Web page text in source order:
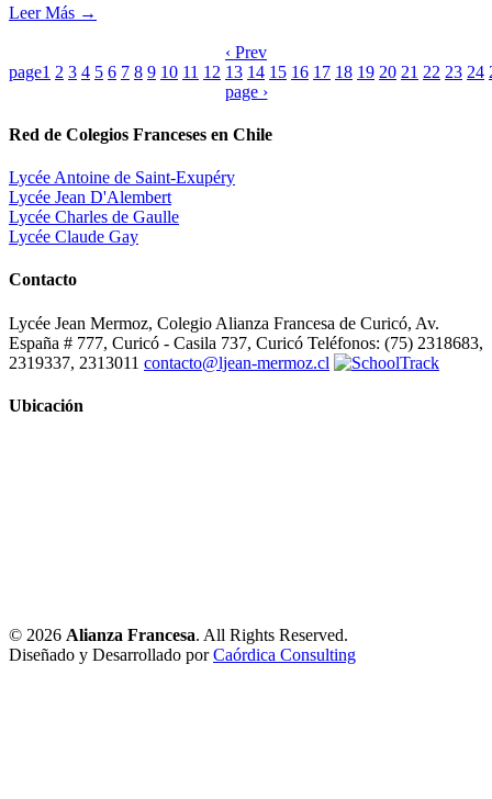
Leer Más →
‹ Prev
page1 2 3 4 5 6 7 8 9 10 11 12 13 14 15 16 17 18 19 20 21 22 23 24
page ›
Red de Colegios Franceses en Chile
Lycée Antoine de Saint-Exupéry
Lycée Jean D'Alembert
Lycée Charles de Gaulle
Lycée Claude Gay
Contacto
Lycée Jean Mermoz, Colegio Alianza Francesa de Curicó, Av.
España # 777, Curicó - Casila 737, Curicó Teléfonos: (75) 2318683,
2319337, 2313011 contacto@ljean-mermoz.cl
Ubicación
© 2026 Alianza Francesa. All Rights Reserved.
Diseñado y Desarrollado porCaórdica Consulting